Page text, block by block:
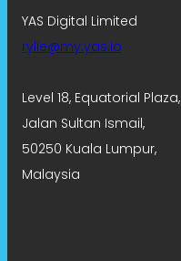
YAS Digital Limited
rylie@my.yas.io
Level 18, Equatorial Plaza,
Jalan Sultan Ismail,
50250 Kuala Lumpur,
Malaysia